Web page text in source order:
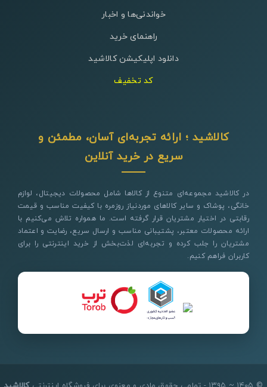
خواندنی‌ها و اخبار
راهنمای خرید
دانلود اپلیکیشن کالاشید
کد تخفیف
کالاشید ؛ ارائه تجربه‌ای آسان، مطمئن و
سریع در خرید آنلاین
در کالاشید مجموعه‌ای متنوع از کالاها شامل محصولات دیجیتال، لوازم
خانگی، پوشاک و سایر کالاهای موردنیاز روزمره با کیفیت مناسب و قیمت
رقابتی در اختیار مشتریان قرار گرفته است. ما همواره تلاش می‌کنیم با
ارائه محصولات معتبر، پشتیبانی مناسب و ارسال سریع، رضایت و اعتماد
مشتریان را جلب کرده و تجربه‌ای لذت‌بخش از خرید اینترنتی را برای
کاربران فراهم کنیم.